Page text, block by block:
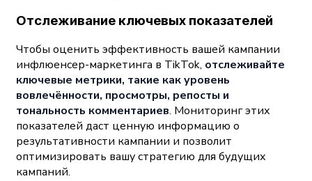
Отслеживание ключевых показателей
Чтобы оценить эффективность вашей кампании
инфлюенсер-маркетинга в TikTok, отслеживайте
ключевые метрики, такие как уровень
вовлечённости, просмотры, репосты и
тональность комментариев. Мониторинг этих
показателей даст ценную информацию о
результативности кампании и позволит
оптимизировать вашу стратегию для будущих
кампаний.